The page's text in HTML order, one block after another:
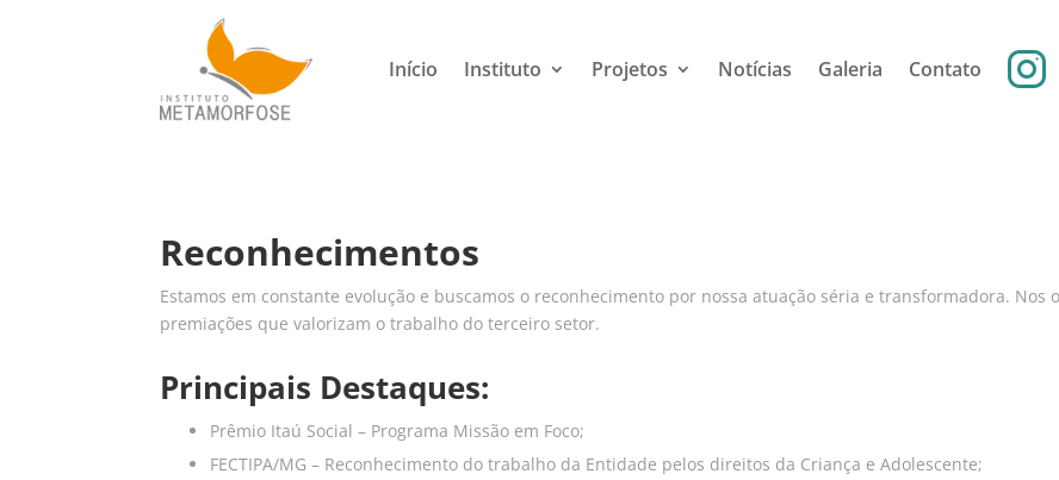
Início Instituto Projetos Notícias Galeria Contato
Reconhecimentos
Estamos em constante evolução e buscamos o reconhecimento por nossa atuação séria e transformadora.
premiações que valorizam o trabalho do terceiro setor.
Principais Destaques:
Prêmio Itaú Social – Programa Missão em Foco;
FECTIPA/MG – Reconhecimento do trabalho da Entidade pelos direitos da Criança e Adolescente;